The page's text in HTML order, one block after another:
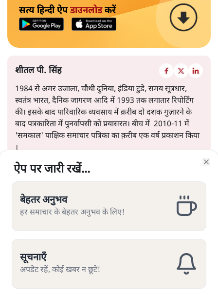
सत्य हिन्दी ऐपडाउनलोडकरें
शीतल पी. सिंह
1984 से अमर उजाला, चौथी दुनिया, इंडिया टुडे, समय सूत्रधार,
स्वतंत्र भारत, दैनिक जागरण आदि में 1993 तक लगातार रिपोर्टिंग
की। इसके बाद पारिवारिक व्यवसाय में क़रीब दो दशक गुज़ारने के
बाद पत्रकारिता में पुनर्वापसी को प्रयासरत। बीच में 2010-11 में
'समकाल' पाक्षिक समाचार पत्रिका का क़रीब एक वर्ष प्रकाशन किया
।
शीतल पी. सिंहकी और स्टोरी पढ़ें
यूजीसी के नये नियम पर विवाद क्यों?
कुछ ज़रूरी सवाल
ऐप पर जारी रखें...
बेहतर अनुभव
हर समाचार के बेहतर अनुभव के लिए!
सूचनाएँ
अपडेट रहें, कोई खबर न छूटे!
ऐप पर जारी रखें...
बेहतर अनुभव
हर समाचार के बेहतर अनुभव के लिए!
सूचनाएँ
अपडेट रहें, कोई खबर न छूटे!
ऐप पर जारी रखें...
बेहतर अनुभव
हर समाचार के बेहतर अनुभव के लिए!
सूचनाएँ
अपडेट रहें, कोई खबर न छूटे!
ऐप पर जारी रखें...
बेहतर अनुभव
हर समाचार के बेहतर अनुभव के लिए!
सूचनाएँ
अपडेट रहें, कोई खबर न छूटे!
ऐप पर जारी रखें...
बेहतर अनुभव
हर समाचार के बेहतर अनुभव के लिए!
सूचनाएँ
अपडेट रहें, कोई खबर न छूटे!
ऐप पर जारी रखें...
बेहतर अनुभव
हर समाचार के बेहतर अनुभव के लिए!
सूचनाएँ
अपडेट रहें, कोई खबर न छूटे!
ऐप पर जारी रखें...
बेहतर अनुभव
हर समाचार के बेहतर अनुभव के लिए!
सूचनाएँ
अपडेट रहें, कोई खबर न छूटे!